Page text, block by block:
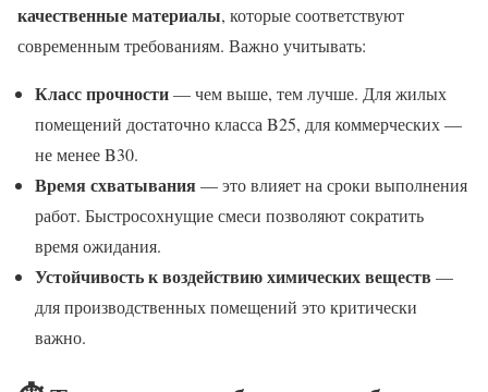
качественные материалы, которые соответствуют
современным требованиям. Важно учитывать:
Класс прочности— чем выше, тем лучше. Для жилых
помещений достаточно класса B25, для коммерческих —
не менее B30.
Время схватывания— это влияет на сроки выполнения
работ. Быстросохнущие смеси позволяют сократить
время ожидания.
Устойчивость к воздействию химических веществ —
для производственных помещений это критически
важно.